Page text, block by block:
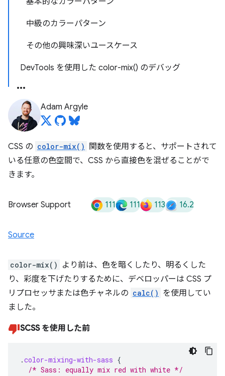
中級のカラーパターン
その他の興味深いユースケース
DevTools を使用した color-mix() のデバッグ
Adam Argyle
CSS の color-mix()
関数を使用すると、サポートされて
いる任意の色空間で、CSS から直接色を混ぜることがで
きます。
Browser Support 111 111 113 16.2
Source
color-mix()
より前は、色を暗くしたり、明るくした
り、彩度を下げたりするために、デベロッパーは CSS プ
リプロセッサまたは色チャネルの calc() を使用してい
ました。
SCSS を使用した前
.color-mixing-with-sass {
/* Sass: equally mix red with white */